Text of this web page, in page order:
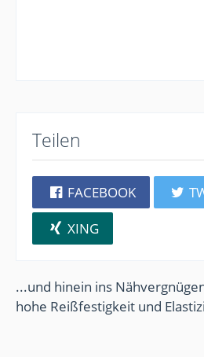
Teilen
FACEBOOK
XING
...und hinein ins
hohe Reißfestigkeit und